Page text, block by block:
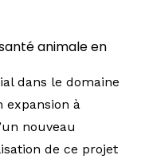
animale en
dans le domaine
expansion à
nouveau
de ce projet